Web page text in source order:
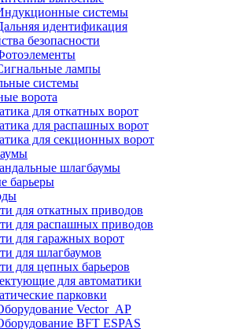
системы
идентификация
безопасности
лампы
системы
ворота
для откатных ворот
для распашных ворот
для секционных ворот
шлагбаумы
барьеры
для откатных приводов
для распашных приводов
для гаражных ворот
для шлагбаумов
для цепных барьеров
для автоматики
парковки
Vector_AP
BFT ESPAS